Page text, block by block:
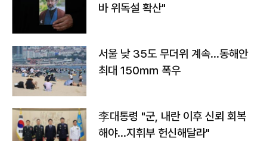
바 위독설 확산"
서울 낮 35도 무더위 계속…동해안
최대 150㎜ 폭우
李대통령 "군, 내란 이후 신뢰 회복
해야…지휘부 헌신해달라"